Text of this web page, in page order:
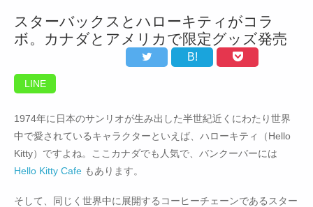
スターバックスとハローキティがコラ
ボ。カナダとアメリカで限定グッズ発売
B!
LINE
1974年に日本のサンリオが生み出した半世紀近くにわたり世界
中で愛されているキャラクターといえば、ハローキティ（Hello
Kitty）ですよね。ここカナダでも人気で、バンクーバーには
Hello Kitty Cafe もあります。
そして、同じく世界中に展開するコーヒーチェーンであるスター